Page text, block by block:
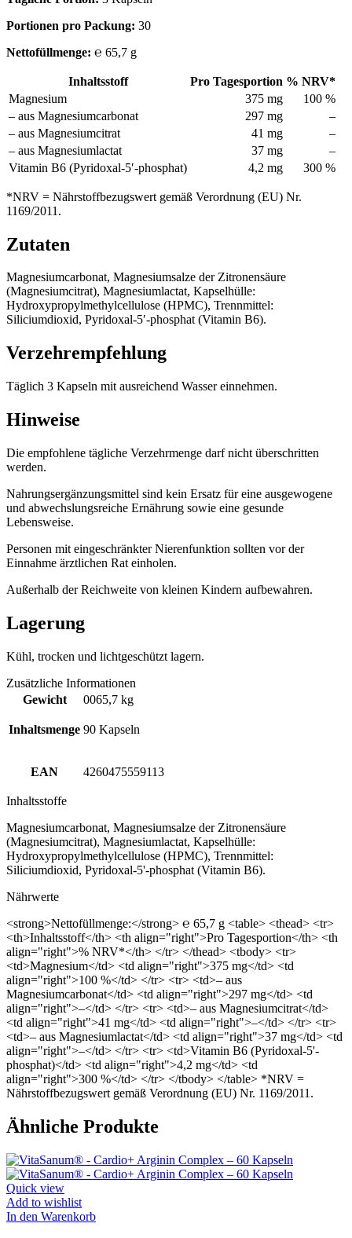
Portionen pro Packung: 30
Nettofüllmenge: ℮ 65,7 g
Inhaltsstoff Pro Tagesportion % NRV*
Magnesium
375 mg
100 %
– aus Magnesiumcarbonat
297 mg
–
– aus Magnesiumcitrat
41 mg
–
– aus Magnesiumlactat
37 mg
–
Vitamin B6 (Pyridoxal-5′-phosphat)
4,2 mg 300 %
*NRV = Nährstoffbezugswert gemäß Verordnung (EU) Nr.
1169/2011.
Zutaten
Magnesiumcarbonat, Magnesiumsalze der Zitronensäure
(Magnesiumcitrat), Magnesiumlactat, Kapselhülle:
Hydroxypropylmethylcellulose (HPMC), Trennmittel:
Siliciumdioxid, Pyridoxal-5′-phosphat (Vitamin B6).
Verzehrempfehlung
Täglich 3 Kapseln mit ausreichend Wasser einnehmen.
Hinweise
Die empfohlene tägliche Verzehrmenge darf nicht überschritten
werden.
Nahrungsergänzungsmittel sind kein Ersatz für eine ausgewogene
und abwechslungsreiche Ernährung sowie eine gesunde
Lebensweise.
Personen mit eingeschränkter Nierenfunktion sollten vor der
Einnahme ärztlichen Rat einholen.
Außerhalb der Reichweite von kleinen Kindern aufbewahren.
Lagerung
Kühl, trocken und lichtgeschützt lagern.
Zusätzliche Informationen
Gewicht
0065,7 kg
Inhaltsmenge 90 Kapseln
EAN 4260475559113
Inhaltsstoffe
Magnesiumcarbonat, Magnesiumsalze der Zitronensäure
(Magnesiumcitrat), Magnesiumlactat, Kapselhülle:
Hydroxypropylmethylcellulose (HPMC), Trennmittel:
Siliciumdioxid, Pyridoxal-5'-phosphat (Vitamin B6).
Nährwerte
<strong>Nettofüllmenge:</strong> ℮ 65,7 g <table> <thead> <tr>
<th>Inhaltsstoff</th> <th align="right">Pro Tagesportion</th> <th
align="right">% NRV*</th> </tr> </thead> <tbody> <tr>
<td>Magnesium</td> <td align="right">375 mg</td> <td
align="right">100 %</td> </tr> <tr> <td>– aus
Magnesiumcarbonat</td> <td align="right">297 mg</td> <td
align="right">–</td> </tr> <tr> <td>– aus Magnesiumcitrat</td>
<td align="right">41 mg</td> <td align="right">–</td> </tr> <tr>
<td>– aus Magnesiumlactat</td> <td align="right">37 mg</td> <td
align="right">–</td> </tr> <tr> <td>Vitamin B6 (Pyridoxal-5'-
phosphat)</td> <td align="right">4,2 mg</td> <td
align="right">300 %</td> </tr> </tbody> </table> *NRV =
Nährstoffbezugswert gemäß Verordnung (EU) Nr. 1169/2011.
Ähnliche Produkte
Quick view
Add to wishlist
In den Warenkorb